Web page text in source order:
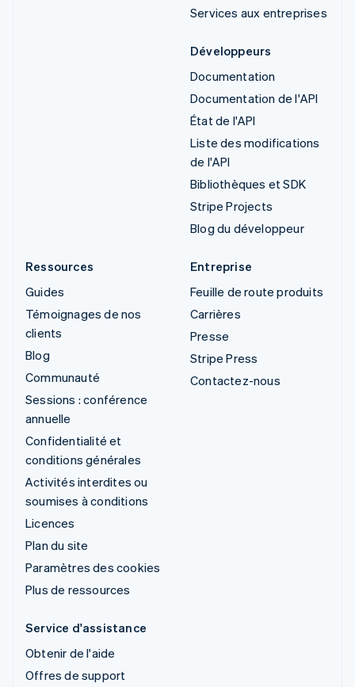
Services aux entreprises
Développeurs
Documentation
Documentation de l'API
État de l'API
Liste des modifications
de l'API
Bibliothèques et SDK
Stripe Projects
Blog du développeur
Ressources
Guides
Témoignages de nos
clients
Blog
Communauté
Sessions : conférence
annuelle
Confidentialité et
conditions générales
Activités interdites ou
soumises à conditions
Licences
Plan du site
Paramètres des cookies
Plus de ressources
Entreprise
Feuille de route produits
Carrières
Presse
Stripe Press
Contactez-nous
Service d'assistance
Obtenir de l'aide
Offres de support